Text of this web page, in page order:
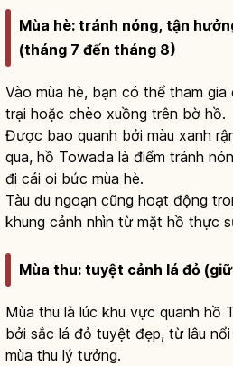
Mùa hè: tránh nóng, tận
(tháng 7 đến tháng 8)
Vào mùa hè, bạn có thể tham
trại hoặc chèo xuồng trên bờ hồ.
Được bao quanh bởi màu xanh
qua, hồ Towada là điểm tránh
đi cái oi bức mùa hè.
Tàu du ngoạn cũng hoạt động
khung cảnh nhìn từ mặt hồ thực
Mùa thu: tuyệt cảnh lá đỏ
Mùa thu là lúc khu vực quanh hồ
bởi sắc lá đỏ tuyệt đẹp, từ lâu nổi
mùa thu lý tưởng.